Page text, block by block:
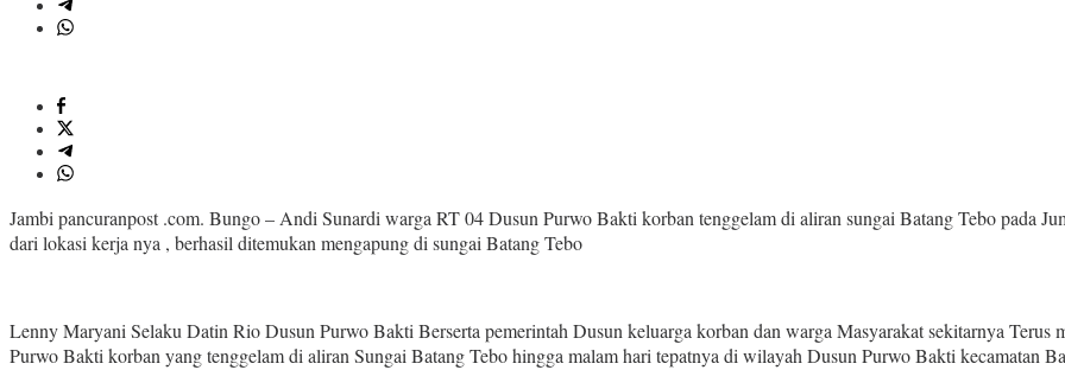
Jambi pancuranpost .com. Bungo – Andi Sunardi warga RT 04 Dusun Purwo Bakti korban tenggelam di aliran sungai Batang Tebo pada
dari lokasi kerja nya , berhasil ditemukan mengapung di sungai Batang Tebo
Lenny Maryani Selaku Datin Rio Dusun Purwo Bakti Berserta pemerintah Dusun keluarga korban dan warga Masyarakat sekitarnya Terus
Purwo Bakti korban yang tenggelam di aliran Sungai Batang Tebo hingga malam hari tepatnya di wilayah Dusun Purwo Bakti kecamatan